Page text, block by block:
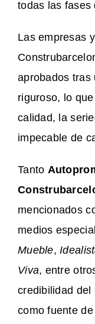
todas las fases
Las empresas
aprobados tras
riguroso, lo
calidad, la
impecable de
Tanto
mencionados
medios
Mueble,
Viva, entre
credibilidad del
como fuente